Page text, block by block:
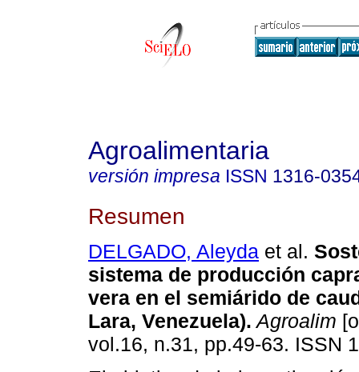
Agroalimentaria
versión impresa ISSN 1316-
Resumen
DELGADO, Aleyda et al.
sistema de producción
vera en el semiárido de
Lara, Venezuela). Agroalim
vol.16, n.31, pp.49-63. ISSN